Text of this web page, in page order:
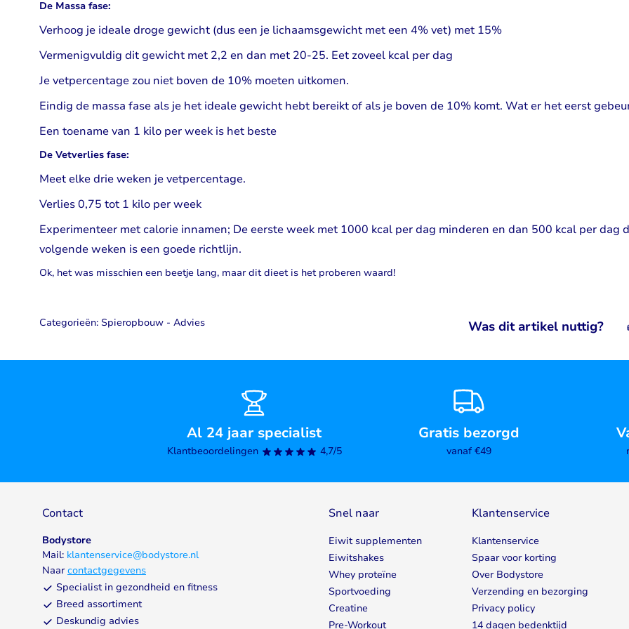
De Massa fase:
Verhoog je ideale droge gewicht (dus een je lichaamsgewicht met een 4% vet) met 15%
Vermenigvuldig dit gewicht met 2,2 en dan met 20-25. Eet zoveel kcal per dag
Je vetpercentage zou niet boven de 10% moeten uitkomen.
Eindig de massa fase als je het ideale gewicht hebt bereikt of als je boven de 10% komt. Wat er het eerst
Een toename van 1 kilo per week is het beste
De Vetverlies fase:
Meet elke drie weken je vetpercentage.
Verlies 0,75 tot 1 kilo per week
Experimenteer met calorie innamen; De eerste week met 1000 kcal per dag minderen en dan 500 kcal per dag
volgende weken is een goede richtlijn.
Ok, het was misschien een beetje lang, maar dit dieet is het proberen waard!
Categorieën: Spieropbouw - Advies Was dit artikel nuttig?
Al 24 jaar specialist
Klantbeoordelingen 4,7/5
Gratis bezorgd
vanaf €49
Contact
Bodystore
Mail: klantenservice@bodystore.nl
Naarcontactgegevens
Specialist in gezondheid en fitness
Breed assortiment
Deskundig advies
Snel naar
Eiwit supplementen
Eiwitshakes
Whey proteïne
Sportvoeding
Creatine
Pre-Workout
Klantenservice
Klantenservice
Spaar voor korting
Over Bodystore
Verzending en bezorging
Privacy policy
14 dagen bedenktijd